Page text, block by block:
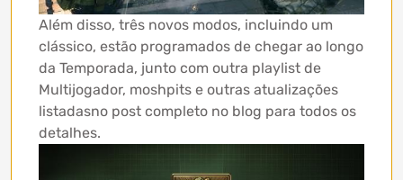
Além disso, três novos modos, incluindo um
clássico, estão programados de chegar ao longo
da Temporada, junto com outra playlist de
Multijogador, moshpits e outras atualizações
listadasno post completo no blog para todos os
detalhes.